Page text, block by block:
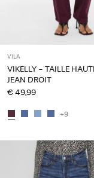
VILA
VIKELLY - TAILLE
JEAN DROIT
€ 49,99
+9